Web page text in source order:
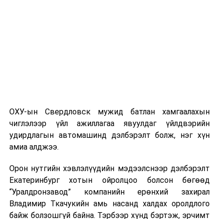
Шинэ хууль Францын зах зээлд үйлчилдэг гадаадын
дуудлагын төвүүдэд нөлөөлөхөөр байна. Тухайлбал,
Мароккогийн дуудлагын төвүүдийн орлогын 80 гаруй
хувь Францын зах зээлээс бүрддэг бөгөөд тус улсын
Мароккогийн хөдөлмөр эрхлэлтийн сайд мэдэгджээ.
ОХУ-ын Свердловск мужид батлан хамгаалахын
чиглэлээр үйл ажиллагаа явуулдаг үйлдвэрийн
удирдлагын автомашинд дэлбэрэлт болж, нэг хүн
амиа алджээ.
Орон нутгийн хэвлэлүүдийн мэдээлснээр дэлбэрэлт
Екатеринбург хотын ойролцоо болсон бөгөөд
“Уралдронзавод” компанийн ерөнхий захирал
Владимир Ткачукийн амь насанд халдах оролдлого
байж болзошгүй байна. Тэрбээр хүнд бэртэж, эрчимт